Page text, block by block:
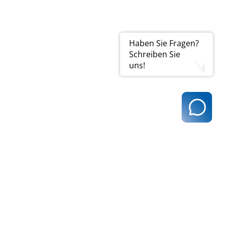
Haben Sie Fragen?
Schreiben Sie
uns!